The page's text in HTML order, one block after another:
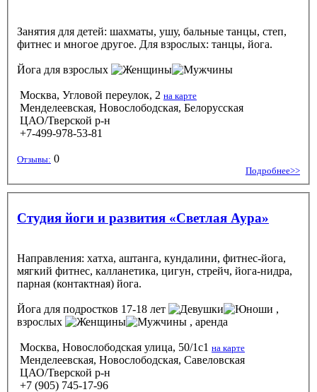
Занятия для детей: шахматы, ушу, бальные танцы, степ,
фитнес и многое другое. Для взрослых: танцы, йога.
Йога для взрослых
Москва, Угловой переулок, 2 на карте
Менделеевская, Новослободская, Белорусская
ЦАО/Тверской р-н
+7-499-978-53-81
Отзывы: 0
Подробнее>>
Студия йоги и развития «Светлая Аура»
Направления: хатха, аштанга, кундалини, фитнес-йога,
мягкий фитнес, калланетика, цигун, стрейч, йога-нидра,
парная (контактная) йога.
Йога для подростков 17-18 лет
,
взрослых
, аренда
Москва, Новослободская улица, 50/1с1 на карте
Менделеевская, Новослободская, Савеловская
ЦАО/Тверской р-н
+7 (905) 745-17-96